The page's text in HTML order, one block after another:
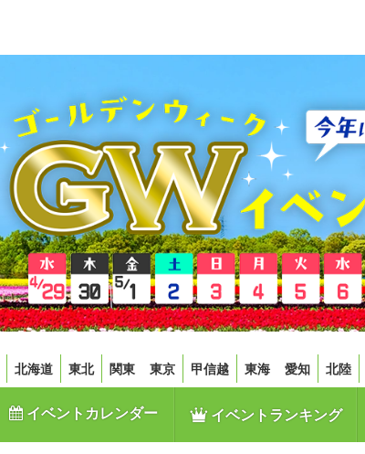
北海道 東北 関東 東京 甲信越 東海 愛知 北陸
イベントカレンダー イベントランキング